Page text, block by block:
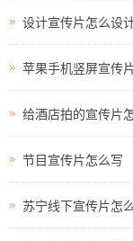
设计宣传片怎么设
苹果手机竖屏宣传
给酒店拍的宣传片
节目宣传片怎么写
苏宁线下宣传片怎